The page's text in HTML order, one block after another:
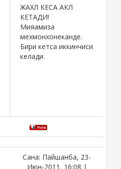
ЖАХЛ КЕСА АКЛ
КЕТАДИ!
Мияамиза
мехмонхонеканде.
Бири кетса иккинчиси
келади.
Сана: Пайшанба, 23-
Июн-2011, 16:08 |